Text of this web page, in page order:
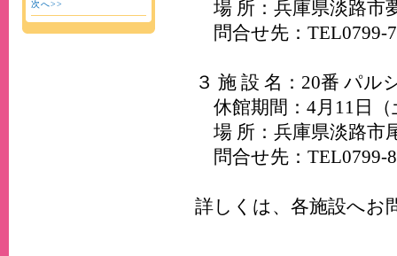
次へ>>
場 所：兵庫県淡路市
問合せ先：TEL0799-
３ 施 設 名：20番 パル
休館期間：4月11日（
場 所：兵庫県淡路市
問合せ先：TEL0799-
詳しくは、各施設へお